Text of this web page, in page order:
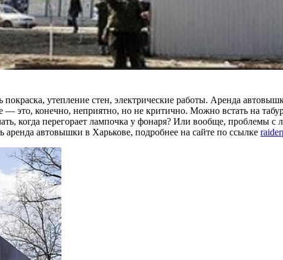
утепление стен, электрические работы. Аренда
конечно, неприятно, но не критично. Можно встать на
когда перегорает лампочка у фонаря? Или вообще, проблемы с
аренда автовышки в Харькове, подробнее на сайте по ссылке